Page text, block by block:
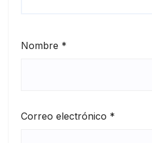
Nombre *
Correo electrónico *